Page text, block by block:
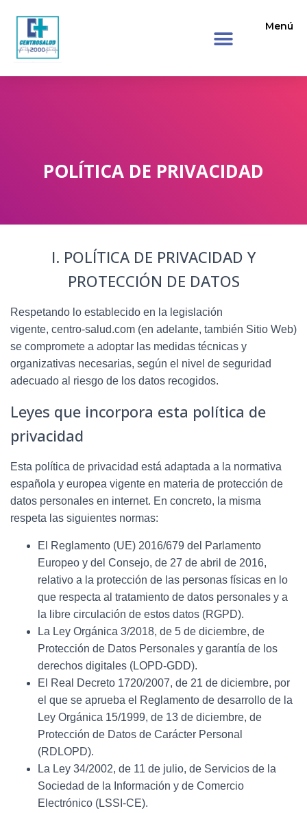
Menú
POLÍTICA DE PRIVACIDAD
I. POLÍTICA DE PRIVACIDAD Y
PROTECCIÓN DE DATOS
Respetando lo establecido en la legislación
vigente, centro-salud.com (en adelante, también Sitio Web)
se compromete a adoptar las medidas técnicas y
organizativas necesarias, según el nivel de seguridad
adecuado al riesgo de los datos recogidos.
Leyes que incorpora esta política de
privacidad
Esta política de privacidad está adaptada a la normativa
española y europea vigente en materia de protección de
datos personales en internet. En concreto, la misma
respeta las siguientes normas:
El Reglamento (UE) 2016/679 del Parlamento
Europeo y del Consejo, de 27 de abril de 2016,
relativo a la protección de las personas físicas en lo
que respecta al tratamiento de datos personales y a
la libre circulación de estos datos (RGPD).
La Ley Orgánica 3/2018, de 5 de diciembre, de
Protección de Datos Personales y garantía de los
derechos digitales (LOPD-GDD).
El Real Decreto 1720/2007, de 21 de diciembre, por
el que se aprueba el Reglamento de desarrollo de la
Ley Orgánica 15/1999, de 13 de diciembre, de
Protección de Datos de Carácter Personal
(RDLOPD).
La Ley 34/2002, de 11 de julio, de Servicios de la
Sociedad de la Información y de Comercio
Electrónico (LSSI-CE).